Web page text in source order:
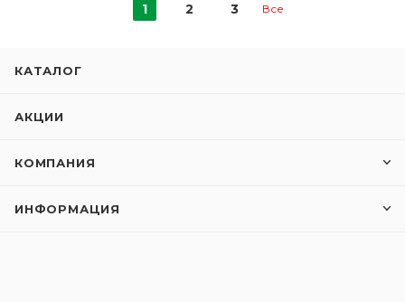
1 2 3 Все
КАТАЛОГ
АКЦИИ
КОМПАНИЯ
ИНФОРМАЦИЯ